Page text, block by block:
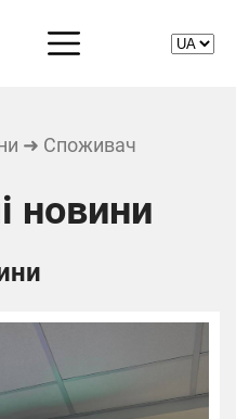
➜ Споживач
новини